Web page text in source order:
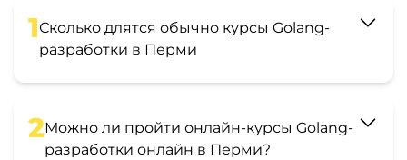
1Сколько длятся обычно курсы Golang-
разработки в Перми
2Можно ли пройти онлайн-курсы Golang-
разработки онлайн в Перми?